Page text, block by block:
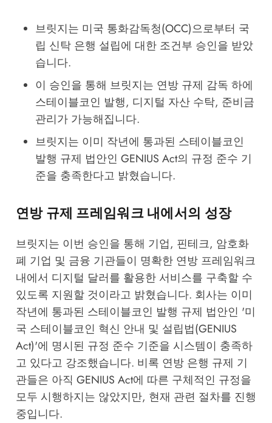
브릿지는 미국 통화감독청(OCC)으로부터 국
립 신탁 은행 설립에 대한 조건부 승인을 받았
습니다.
이 승인을 통해 브릿지는 연방 규제 감독 하에
스테이블코인 발행, 디지털 자산 수탁, 준비금
관리가 가능해집니다.
브릿지는 이미 작년에 통과된 스테이블코인
발행 규제 법안인 GENIUS Act의 규정 준수 기
준을 충족한다고 밝혔습니다.
연방 규제 프레임워크 내에서의 성장
브릿지는 이번 승인을 통해 기업, 핀테크, 암호화
폐 기업 및 금융 기관들이 명확한 연방 프레임워크
내에서 디지털 달러를 활용한 서비스를 구축할 수
있도록 지원할 것이라고 밝혔습니다. 회사는 이미
작년에 통과된 스테이블코인 발행 규제 법안인 '미
국 스테이블코인 혁신 안내 및 설립법(GENIUS
Act)'에 명시된 규정 준수 기준을 시스템이 충족하
고 있다고 강조했습니다. 비록 연방 은행 규제 기
관들은 아직 GENIUS Act에 따른 구체적인 규정을
모두 시행하지는 않았지만, 현재 관련 절차를 진행
중입니다.